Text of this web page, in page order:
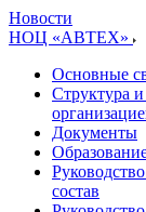
Новости
НОЦ «АВТЕХ»
Основные
Структура
Документы
состав